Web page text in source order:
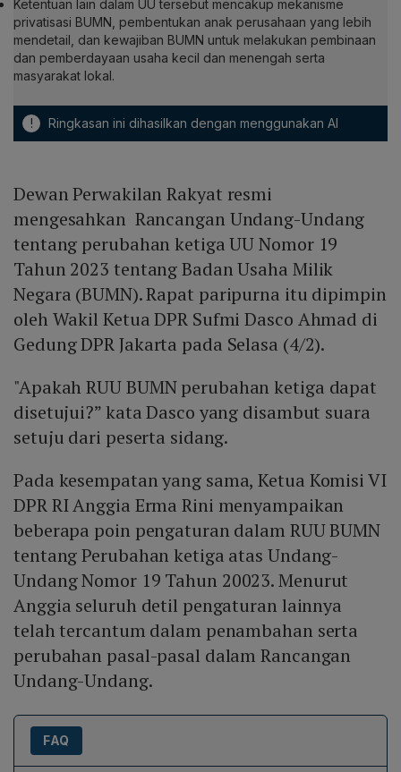
Ketentuan lain dalam UU tersebut mencakup mekanisme
privatisasi BUMN, pembentukan anak perusahaan yang lebih
mendetail, dan kewajiban BUMN untuk melakukan pembinaan
dan pemberdayaan usaha kecil dan menengah serta
masyarakat lokal.
! Ringkasan ini dihasilkan dengan menggunakan AI
Dewan Perwakilan Rakyat resmi
mengesahkan Rancangan Undang-Undang
tentang perubahan ketiga UU Nomor 19
Tahun 2023 tentang Badan Usaha Milik
Negara (BUMN). Rapat paripurna itu dipimpin
oleh Wakil Ketua DPR Sufmi Dasco Ahmad di
Gedung DPR Jakarta pada Selasa (4/2).
"Apakah RUU BUMN perubahan ketiga dapat
disetujui?” kata Dasco yang disambut suara
setuju dari peserta sidang.
Pada kesempatan yang sama, Ketua Komisi VI
DPR RI Anggia Erma Rini menyampaikan
beberapa poin pengaturan dalam RUU BUMN
tentang Perubahan ketiga atas Undang-
Undang Nomor 19 Tahun 20023. Menurut
Anggia seluruh detil pengaturan lainnya
telah tercantum dalam penambahan serta
perubahan pasal-pasal dalam Rancangan
Undang-Undang.
FAQ